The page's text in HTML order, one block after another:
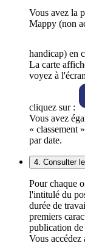
Vous avez la
Mappy (non
handicap) en
La carte
voyez à
cliquez sur :
Vous avez
« classement
par date.
4. Consulter
Pour chaque
l'intitulé du
durée de
premiers
publication
Vous